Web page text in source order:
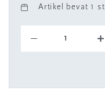
Artikel bevat 1 st